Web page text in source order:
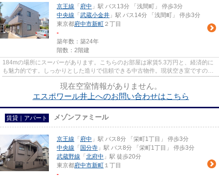
京王線 「 府中 」駅 バス13分 「浅間町」 停歩3分
中央線 「 武蔵小金井 」駅 バス14分 「浅間町」 停歩3分
東京都府中市新町 ２丁目
-
築年数：築24年
階数：2階建
184mの場所にスーパーがあります。こちらのお部屋は家賃5.3万円と、経済的に
も魅力的です。しっかりとした造りで信頼できる中古物件。現状空き室ですの
現在空室情報がありません。
エスポワール井上へのお問い合わせはこちら
賃貸｜アパート メゾンファミール
京王線 「 府中 」駅 バス8分 「栄町1丁目」 停歩3分
中央線 「 国分寺 」駅 バス8分 「栄町1丁目」 停歩3分
武蔵野線 「 北府中 」駅 徒歩20分
東京都府中市新町 １丁目
-